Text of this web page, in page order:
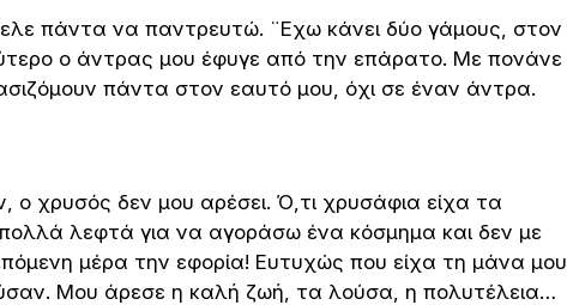
πάντα να παντρευτώ. ¨Εχω κάνει δύο γάμους, στον
ο άντρας μου έφυγε από την επάρατο. Με πονάνε
πάντα στον εαυτό μου, όχι σε έναν άντρα.
ο χρυσός δεν μου αρέσει. Ό,τι χρυσάφια είχα τα
λεφτά για να αγοράσω ένα κόσμημα και δεν με
μέρα την εφορία! Ευτυχώς που είχα τη μάνα μου
Μου άρεσε η καλή ζωή, τα λούσα, η πολυτέλεια…